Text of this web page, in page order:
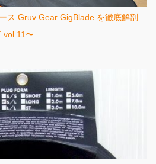
ス Gruv Gear GigBlade を徹底解剖
vol.11〜